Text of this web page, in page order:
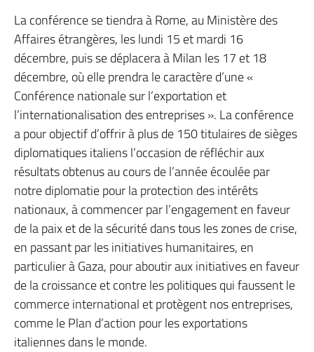
La conférence se tiendra à Rome, au Ministère des
Affaires étrangères, les lundi 15 et mardi 16
décembre, puis se déplacera à Milan les 17 et 18
décembre, où elle prendra le caractère d’une «
Conférence nationale sur l’exportation et
l’internationalisation des entreprises ». La conférence
a pour objectif d’offrir à plus de 150 titulaires de sièges
diplomatiques italiens l’occasion de réfléchir aux
résultats obtenus au cours de l’année écoulée par
notre diplomatie pour la protection des intérêts
nationaux, à commencer par l’engagement en faveur
de la paix et de la sécurité dans tous les zones de crise,
en passant par les initiatives humanitaires, en
particulier à Gaza, pour aboutir aux initiatives en faveur
de la croissance et contre les politiques qui faussent le
commerce international et protègent nos entreprises,
comme le Plan d’action pour les exportations
italiennes dans le monde.